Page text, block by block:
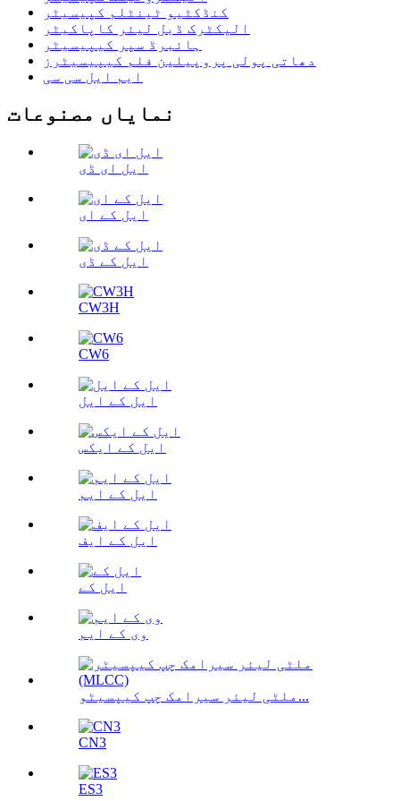
کنڈکٹیو ٹینٹلم کپیسیٹر
الیکٹرک ڈبل لیئر کاپاکیٹر
ہائبرڈ سپر کیپیسیٹر
دھاتی پولی پروپیلین فلم کیپیسیٹرز
ایم ایل سی سی
نمایاں مصنوعات
ایل ای ڈی
ایل کے ای
ایل کے ڈی
CW3H
CW6
ایل کے ایل
ایل کے ایکس
ایل کے ایم
ایل کے ایف
ایل کے
وی کے ایم
ملٹی لیئر سیرامک ​​چپ کیپسیٹو...
CN3
ES3